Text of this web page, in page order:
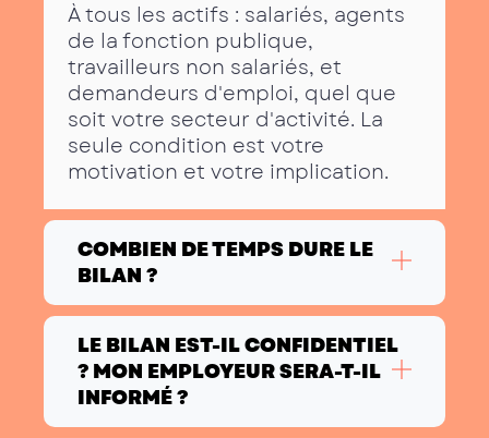
À tous les actifs : salariés, agents
de la fonction publique,
travailleurs non salariés, et
demandeurs d'emploi, quel que
soit votre secteur d'activité. La
seule condition est votre
motivation et votre implication.
COMBIEN DE TEMPS DURE LE
BILAN ?
LE BILAN EST-IL CONFIDENTIEL
? MON EMPLOYEUR SERA-T-IL
INFORMÉ ?